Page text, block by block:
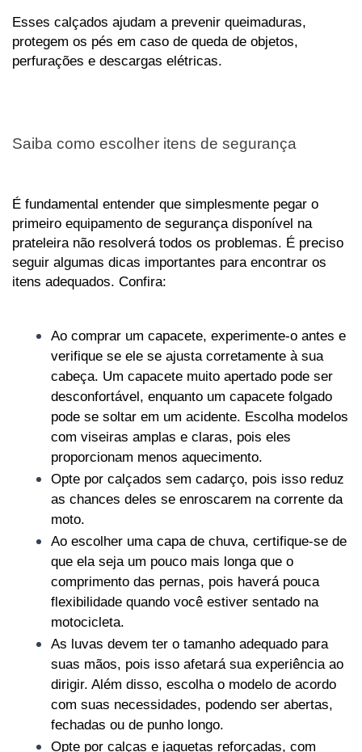
Esses calçados ajudam a prevenir queimaduras,
protegem os pés em caso de queda de objetos,
perfurações e descargas elétricas.
Saiba como escolher itens de segurança
É fundamental entender que simplesmente pegar o
primeiro equipamento de segurança disponível na
prateleira não resolverá todos os problemas. É preciso
seguir algumas dicas importantes para encontrar os
itens adequados. Confira:
Ao comprar um capacete, experimente-o antes e
verifique se ele se ajusta corretamente à sua
cabeça. Um capacete muito apertado pode ser
desconfortável, enquanto um capacete folgado
pode se soltar em um acidente. Escolha modelos
com viseiras amplas e claras, pois eles
proporcionam menos aquecimento.
Opte por calçados sem cadarço, pois isso reduz
as chances deles se enroscarem na corrente da
moto.
Ao escolher uma capa de chuva, certifique-se de
que ela seja um pouco mais longa que o
comprimento das pernas, pois haverá pouca
flexibilidade quando você estiver sentado na
motocicleta.
As luvas devem ter o tamanho adequado para
suas mãos, pois isso afetará sua experiência ao
dirigir. Além disso, escolha o modelo de acordo
com suas necessidades, podendo ser abertas,
fechadas ou de punho longo.
Opte por calças e jaquetas reforçadas, com